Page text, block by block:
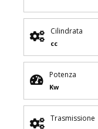
Cilindrata
cc
Potenza
Kw
Trasmissione